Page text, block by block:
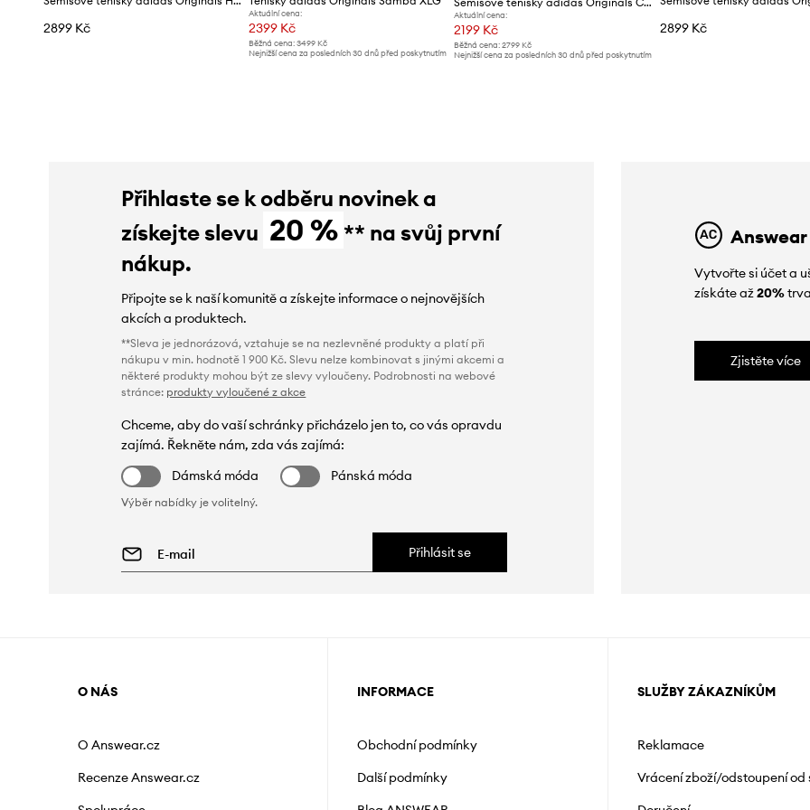
2899 Kč
Aktuální cena:
2399 Kč
Běžná cena:3499 Kč
Nejnižší cena za posledních 30 dnů před poskytnutím
Aktuální cena:
2199 Kč
Běžná cena: 2799 Kč
Nejnižší cena za posledních 30 dnů před poskytnutím
2899 Kč
Přihlaste se k odběru novinek a
získejte slevu 20 % ** na svůj první
nákup.
Připojte se k naší komunitě a získejte informace o nejnovějších
akcích a produktech.
**Sleva je jednorázová, vztahuje se na nezlevněné produkty a platí při
nákupu v min. hodnotě 1 900 Kč. Slevu nelze kombinovat s jinými akcemi a
některé produkty mohou být ze slevy vyloučeny. Podrobnosti na webové
stránce: produkty vyloučené z akce
Chceme, aby do vaší schránky přicházelo jen to, co vás opravdu
zajímá. Řekněte nám, zda vás zajímá:
Dámská móda
Pánská móda
Výběr nabídky je volitelný.
Přihlásit se
Vytvořte si účet a
získáte až20%
Zjistěte více
O NÁS
O Answear.cz
Recenze Answear.cz
INFORMACE
Obchodní podmínky
Další podmínky
SLUŽBY ZÁKAZNÍKŮM
Reklamace
Vrácení zboží/odstoupení od